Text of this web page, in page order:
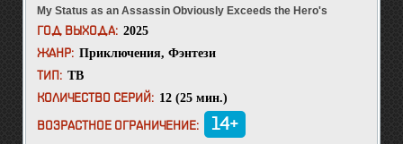
My Status as an Assassin Obviously Exceeds the Hero's
ГОД ВЫХОДА: 2025
ЖАНР: Приключения, Фэнтези
ТИП: ТВ
КОЛИЧЕСТВО СЕРИЙ: 12 (25 мин.)
ВОЗРАСТНОЕ ОГРАНИЧЕНИЕ: 14+